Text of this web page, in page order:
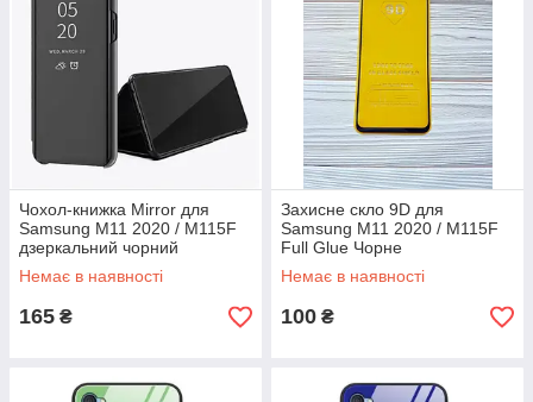
Чохол-книжка Mirror для
Samsung M11 2020 / M115F
дзеркальний чорний
Немає в наявності
165 ₴
Захисне скло 9D для
Samsung M11 2020 / M115F
Full Glue Чорне
Немає в наявності
100 ₴